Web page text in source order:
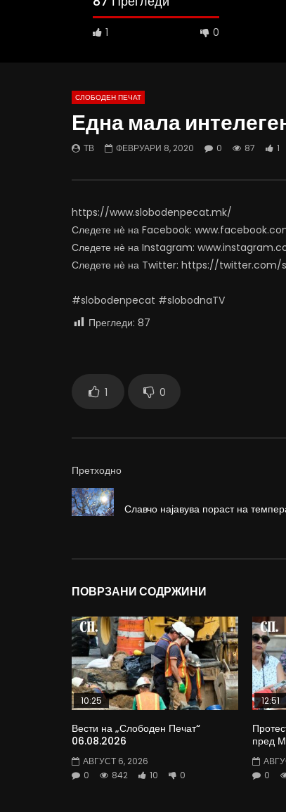
1 0
10:25
СЛОБОДЕН ПЕЧАТ
Една мала
ТВ ФЕВРУАРИ 8, 2020 0 87 1
https://www.slobodenpecat.mk/
Следете нѐ на Facebook:
Следете нѐ на Instagram:
Следете нѐ на Twitter: https://
#slobodenpecat #slobodnaTV
Прегледи: 87
1 0
Претходно
Славчо најавува пораст на
ПОВРЗАНИ СОДРЖИНИ
10:25
Вести на „Слободен Печат“
06.08.2026
АВГУСТ 6, 2026
0
842 10 0
12:51
пред
0